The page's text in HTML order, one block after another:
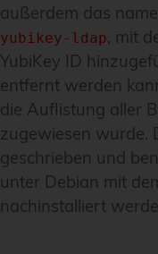
außerdem das
yubikey-ldap, mit
YubiKey ID
entfernt werden
die Auflistung aller
zugewiesen wurde.
geschrieben und
unter Debian mit
nachinstalliert